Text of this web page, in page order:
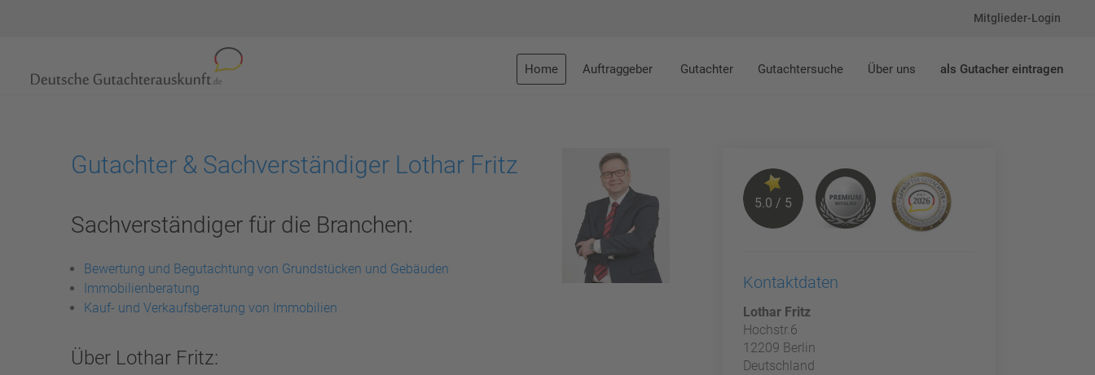
Mitglieder-Login
Home Auftraggeber Gutachter Gutachtersuche Über uns als Gutacher eintragen
Gutachter & Sachverständiger Lothar Fritz
Sachverständiger für die Branchen:
Bewertung und Begutachtung von Grundstücken und Gebäuden
Immobilienberatung
Kauf- und Verkaufsberatung von Immobilien
Über Lothar Fritz:
5.0 / 5
Kontaktdaten
Lothar Fritz
Hochstr.6
12209 Berlin
Deutschland